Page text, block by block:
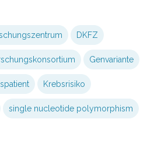
DKFZ
Genvariante
Krebsrisiko
single nucleotide polymorphism